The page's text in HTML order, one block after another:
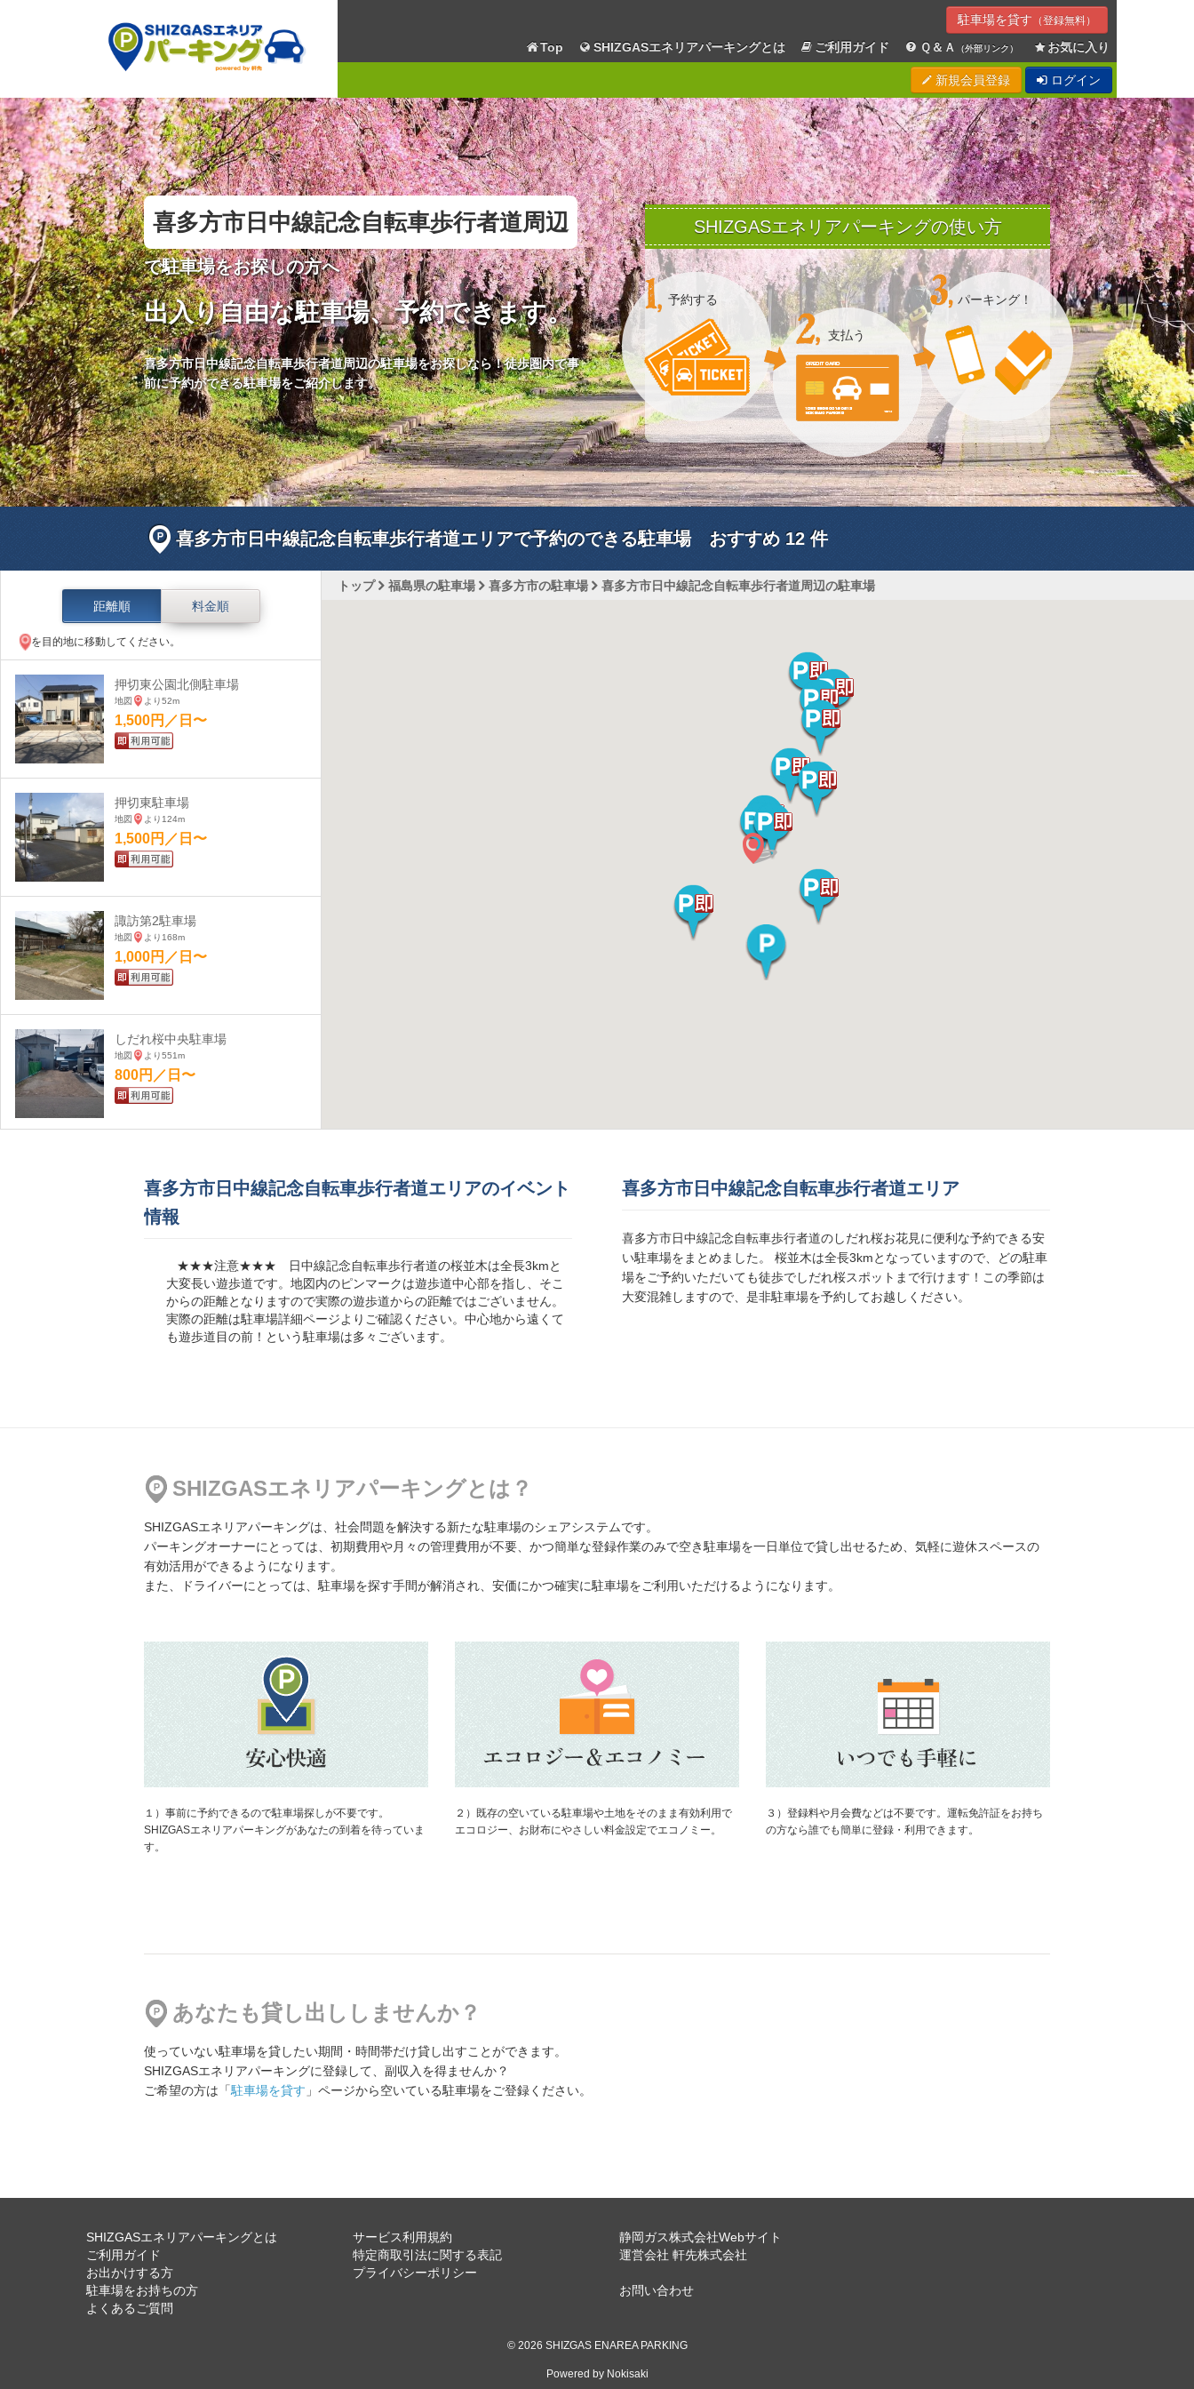
駐車場を貸す （登録無料）
Top SHIZGASエネリアパーキングとは ご利用ガイド Ｑ＆Ａ （外部リンク） お気に入り
新規会員登録 ログイン
喜多方市日中線記念自転車歩行者道周辺
で駐車場をお探しの方へ
出入り自由な駐車場、予約できます。
喜多方市日中線記念自転車歩行者道周辺の駐車場をお探しなら！徒歩圏内で事
前に予約ができる駐車場をご紹介します。
SHIZGASエネリアパーキングの使い方
予約する
支払う
パーキング！
喜多方市日中線記念自転車歩行者道エリアで予約のできる駐車場 おすすめ 12 件
トップ 福島県の駐車場 喜多方市の駐車場
喜多方市日中線記念自転車歩行者道周辺の駐車場
距離順
料金順
を目的地に移動してください。
押切東公園北側駐車場
地図 より52m
1,500円／日〜
押切東駐車場
地図 より124m
1,500円／日〜
諏訪第2駐車場
地図 より168m
1,000円／日〜
しだれ桜中央駐車場
地図 より551m
800円／日〜
800円／日〜
喜多方市松本屋駐車場
より776m
500円／日〜
より854m
1,500円／日〜
1,500円／日〜
より1258m
500円／日〜
喜多方市日中線記念自転車歩行者道エリアのイベント
情報
★★★注意★★★ 日中線記念自転車歩行者道の桜並木は全長3kmと
大変長い遊歩道です。地図内のピンマークは遊歩道中心部を指し、そこ
からの距離となりますので実際の遊歩道からの距離ではございません。
実際の距離は駐車場詳細ページよりご確認ください。中心地から遠くて
も遊歩道目の前！という駐車場は多々ございます。
喜多方市日中線記念自転車歩行者道エリア
喜多方市日中線記念自転車歩行者道のしだれ桜お花見に便利な予約できる安
い駐車場をまとめました。 桜並木は全長3kmとなっていますので、どの駐車
場をご予約いただいても徒歩でしだれ桜スポットまで行けます！この季節は
大変混雑しますので、是非駐車場を予約してお越しください。
SHIZGASエネリアパーキングとは？
SHIZGASエネリアパーキングは、社会問題を解決する新たな駐車場のシェアシステムです。
パーキングオーナーにとっては、初期費用や月々の管理費用が不要、かつ簡単な登録作業のみで空き駐車場を一日単位で貸し出せるため、気軽に遊休スペースの
有効活用ができるようになります。
また、ドライバーにとっては、駐車場を探す手間が解消され、安価にかつ確実に駐車場をご利用いただけるようになります。
１）事前に予約できるので駐車場探しが不要です。
SHIZGASエネリアパーキングがあなたの到着を待っていま
す。
２）既存の空いている駐車場や土地をそのまま有効利用で
エコロジー、お財布にやさしい料金設定でエコノミー。
３）登録料や月会費などは不要です。運転免許証をお持ち
の方なら誰でも簡単に登録・利用できます。
あなたも貸し出ししませんか？
使っていない駐車場を貸したい期間・時間帯だけ貸し出すことができます。
SHIZGASエネリアパーキングに登録して、副収入を得ませんか？
ご希望の方は「駐車場を貸す 」ページから空いている駐車場をご登録ください。
SHIZGASエネリアパーキングとは
ご利用ガイド
お出かけする方
駐車場をお持ちの方
よくあるご質問
サービス利用規約
特定商取引法に関する表記
プライバシーポリシー
静岡ガス株式会社Webサイト
運営会社 軒先株式会社
お問い合わせ
© 2026 SHIZGAS ENAREA PARKING
Powered by Nokisaki